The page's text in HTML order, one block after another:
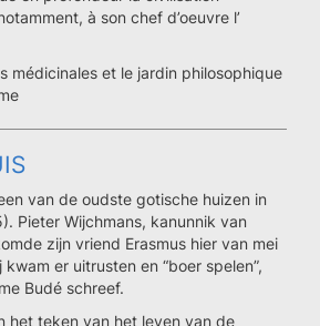
à son chef d’oeuvre l’
médicinales et le jardin philosophique
van de oudste gotische huizen in
Pieter Wijchmans, kanunnik van
zijn vriend Erasmus hier van mei
er uitrusten en “boer spelen”,
Budé schreef.
het teken van het leven van de